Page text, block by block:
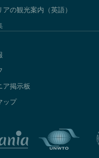
アの観光案内（英語）
ア掲示板
ップ